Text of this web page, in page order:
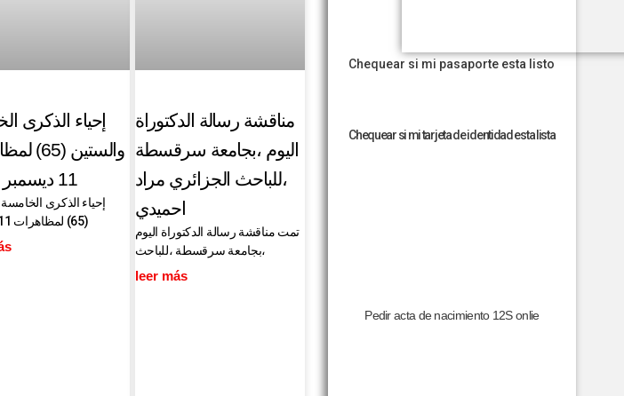
إحياء الذكرى
والستين
11 ديسمبر 1960
إحياء الذكرى
(65) لمظاهرات 11 ديسمبر
مناقشة رسالة الدكتوراة
اليوم ،بجامعة سرقسطة
،للباحث الجزائري مراد
احميدي
تمت مناقشة رسالة الدكتوراة اليوم
،بجامعة سرقسطة ،للباحث
leer más
Chequear si mi pasaporte esta listo
Chequear si mi tarjeta de identidad esta lista
Pedir acta de nacimiento 12S onlie